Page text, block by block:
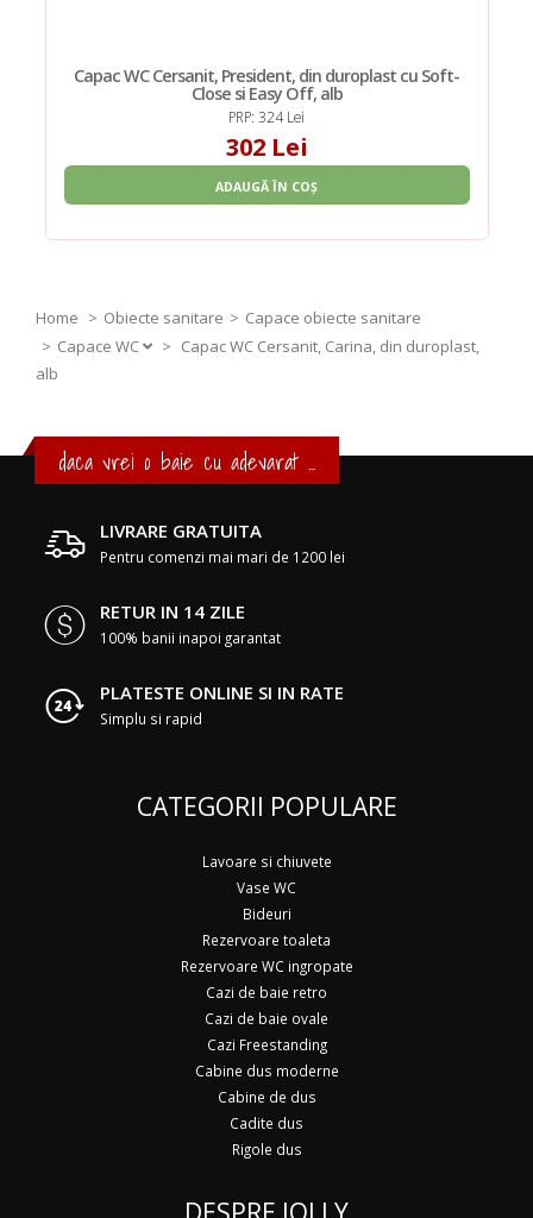
Capac WC Cersanit, President, din duroplast cu Soft-
Close si Easy Off, alb
PRP: 324 Lei
302 Lei
ADAUGĂ ÎN COȘ
Home Obiecte sanitare
Capace obiecte sanitare
Capace WC
> Capac WC Cersanit, Carina, din duroplast,
alb
daca vrei o baie cu adevarat ...
LIVRARE GRATUITA
Pentru comenzi mai mari de 1200 lei
RETUR IN 14 ZILE
100% banii inapoi garantat
PLATESTE ONLINE SI IN RATE
Simplu si rapid
CATEGORII POPULARE
Lavoare si chiuvete
Vase WC
Bideuri
Rezervoare toaleta
Rezervoare WC ingropate
Cazi de baie retro
Cazi de baie ovale
Cazi Freestanding
Cabine dus moderne
Cabine de dus
Cadite dus
Rigole dus